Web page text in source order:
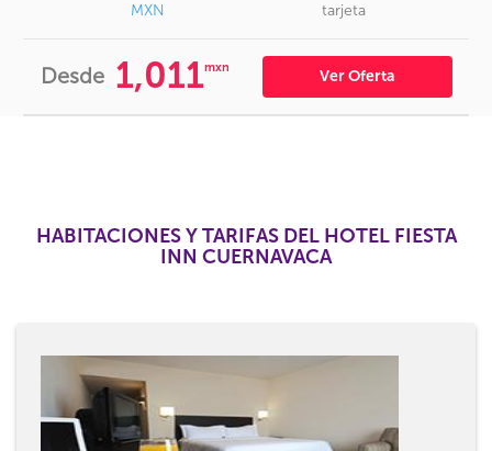
MXN
tarjeta
Desde 1,011mxn Ver Oferta
HABITACIONES Y TARIFAS DEL HOTEL FIESTA
INN CUERNAVACA